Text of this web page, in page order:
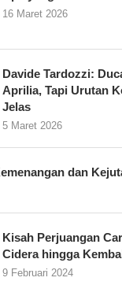
16 Maret 2026
Davide Tardozzi:
Aprilia, Tapi Urutan
Jelas
5 Maret 2026
dan
Kisah Perjuangan
Cidera hingga
9 Februari 2024